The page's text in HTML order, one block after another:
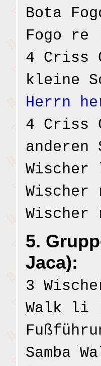
Bota
Fogo
4 Criss
kleine
Herrn
4 Criss
Wischer
5.
Jaca):
3
Walk li |
Samba